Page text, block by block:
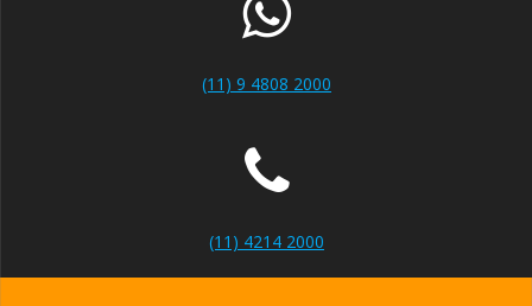
(11) 9 4808 2000
(11) 4214 2000